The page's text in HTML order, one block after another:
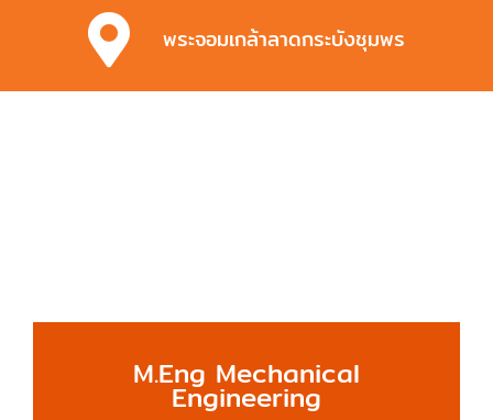
พระจอมเกล้าลาดกระบังชุมพร
M.Eng Mechanical
Engineering